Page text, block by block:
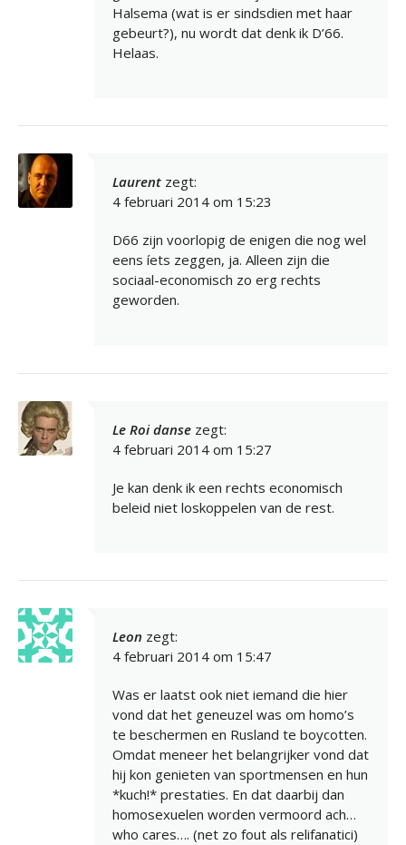
Halsema (wat is er sindsdien met haar
gebeurt?), nu wordt dat denk ik D’66.
Helaas.
Laurent zegt:
4 februari 2014 om 15:23
D66 zijn voorlopig de enigen die nog wel
eens íets zeggen, ja. Alleen zijn die
sociaal-economisch zo erg rechts
geworden.
Le Roi danse zegt:
4 februari 2014 om 15:27
Je kan denk ik een rechts economisch
beleid niet loskoppelen van de rest.
Leon zegt:
4 februari 2014 om 15:47
Was er laatst ook niet iemand die hier
vond dat het geneuzel was om homo’s
te beschermen en Rusland te boycotten.
Omdat meneer het belangrijker vond dat
hij kon genieten van sportmensen en hun
*kuch!* prestaties. En dat daarbij dan
homosexuelen worden vermoord ach…
who cares…. (net zo fout als relifanatici)